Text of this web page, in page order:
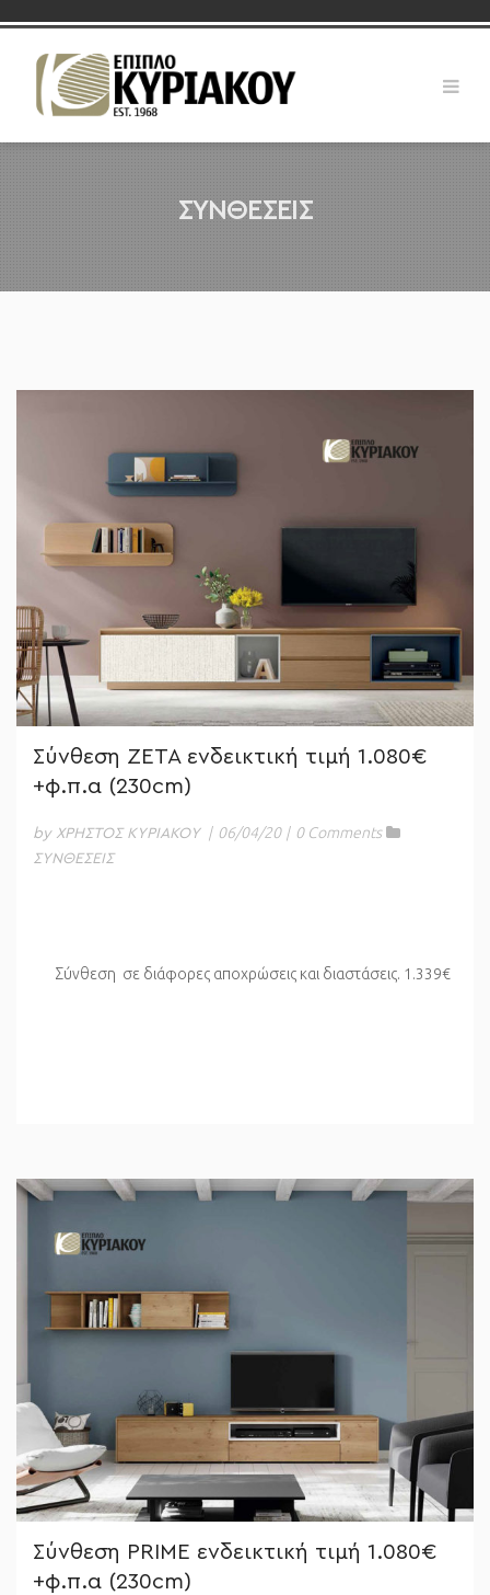
ΣΥΝΘΕΣΕΙΣ
Σύνθεση ZETA ενδεικτική τιμή 1.080€
+φ.π.α (230cm)
by ΧΡΗΣΤΟΣ ΚΥΡΙΑΚΟΥ | 06/04/20 | 0 Comments
ΣΥΝΘΕΣΕΙΣ
Σύνθεση σε διάφορες αποχρώσεις και διαστάσεις. 1.339€
Σύνθεση PRIME ενδεικτική τιμή 1.080€
+φ.π.α (230cm)